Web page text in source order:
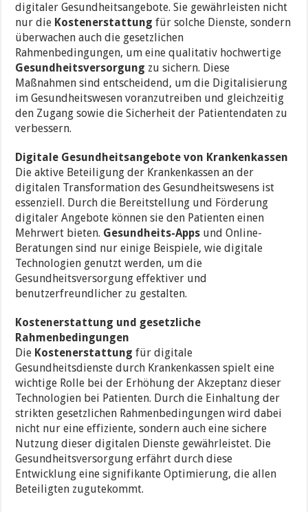
digitaler Gesundheitsangebote. Sie gewährleisten nicht
nur die Kostenerstattung für solche Dienste, sondern
überwachen auch die gesetzlichen
Rahmenbedingungen, um eine qualitativ hochwertige
Gesundheitsversorgung zu sichern. Diese
Maßnahmen sind entscheidend, um die Digitalisierung
im Gesundheitswesen voranzutreiben und gleichzeitig
den Zugang sowie die Sicherheit der Patientendaten zu
verbessern.
Digitale Gesundheitsangebote von Krankenkassen
Die aktive Beteiligung der Krankenkassen an der
digitalen Transformation des Gesundheitswesens ist
essenziell. Durch die Bereitstellung und Förderung
digitaler Angebote können sie den Patienten einen
Mehrwert bieten. Gesundheits-Apps und Online-
Beratungen sind nur einige Beispiele, wie digitale
Technologien genutzt werden, um die
Gesundheitsversorgung effektiver und
benutzerfreundlicher zu gestalten.
Kostenerstattung und gesetzliche
Rahmenbedingungen
Die Kostenerstattung für digitale
Gesundheitsdienste durch Krankenkassen spielt eine
wichtige Rolle bei der Erhöhung der Akzeptanz dieser
Technologien bei Patienten. Durch die Einhaltung der
strikten gesetzlichen Rahmenbedingungen wird dabei
nicht nur eine effiziente, sondern auch eine sichere
Nutzung dieser digitalen Dienste gewährleistet. Die
Gesundheitsversorgung erfährt durch diese
Entwicklung eine signifikante Optimierung, die allen
Beteiligten zugutekommt.